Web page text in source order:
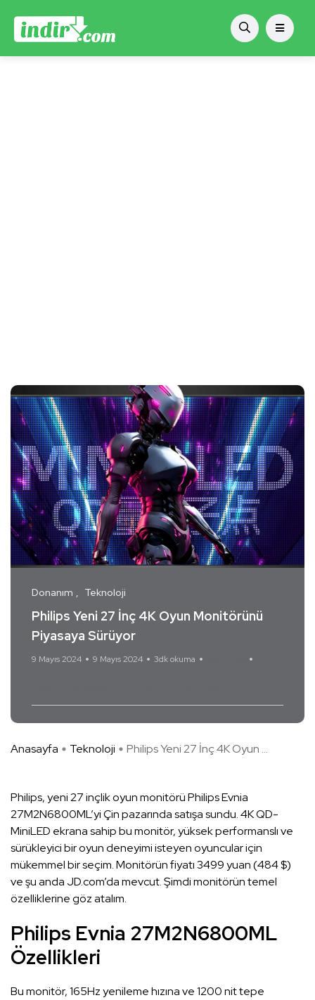
Donanım Teknoloji
Philips Yeni 27 İnç 4K Oyun Monitörünü
Piyasaya Sürüyor
9 Mayıs 2024 9 Mayıs 2024 3dk okuma
Anasayfa Teknoloji Philips Yeni 27 İnç 4K Oyun ...
Philips, yeni 27 inçlik oyun monitörü Philips Evnia
27M2N6800ML’yi Çin pazarında satışa sundu. 4K QD-
MiniLED ekrana sahip bu monitör, yüksek performanslı ve
sürükleyici bir oyun deneyimi isteyen oyuncular için
mükemmel bir seçim. Monitörün fiyatı 3499 yuan (484 $)
ve şu anda JD.com’da mevcut. Şimdi monitörün temel
özelliklerine göz atalım.
Philips Evnia 27M2N6800ML
Özellikleri
Bu monitör, 165Hz yenileme hızına ve 1200 nit tepe